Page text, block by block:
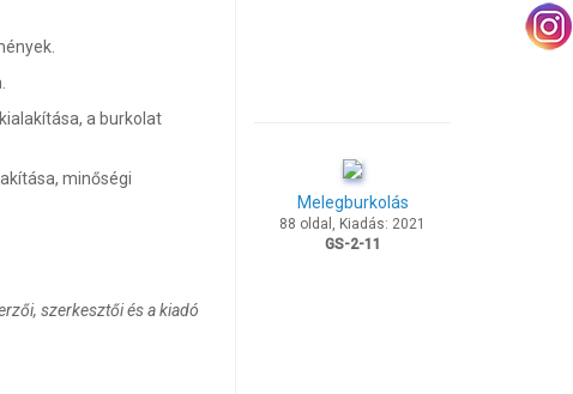
a burkolat
minőségi
szerkesztői és a kiadó
Melegburkolás
88 oldal, Kiadás: 2021
GS-2-11